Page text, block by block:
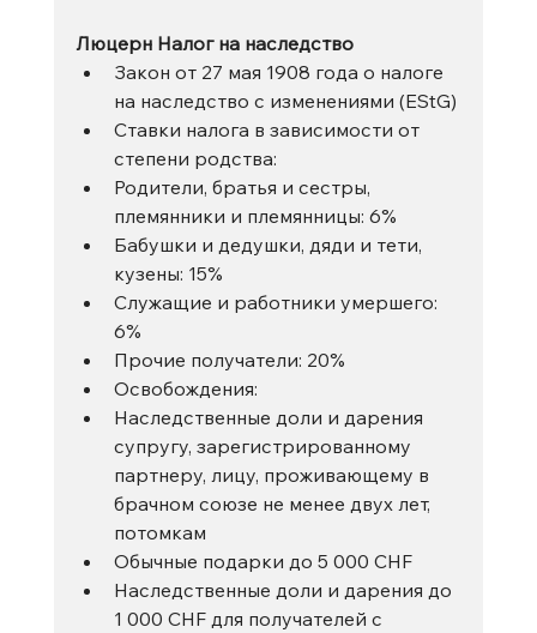
Люцерн Налог на наследство
Закон от 27 мая 1908 года о налоге
на наследство с изменениями (EStG)
Ставки налога в зависимости от
степени родства:
Родители, братья и сестры,
племянники и племянницы: 6%
Бабушки и дедушки, дяди и тети,
кузены: 15%
Служащие и работники умершего:
6%
Прочие получатели: 20%
Освобождения:
Наследственные доли и дарения
супругу, зарегистрированному
партнеру, лицу, проживающему в
брачном союзе не менее двух лет,
потомкам
Обычные подарки до 5 000 CHF
Наследственные доли и дарения до
1 000 CHF для получателей с